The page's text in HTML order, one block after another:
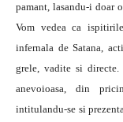
pamant, lasandu-i doar
Vom vedea ca
infernala de Satana,
grele, vadite si
anevoioasa, din
intitulandu-se si